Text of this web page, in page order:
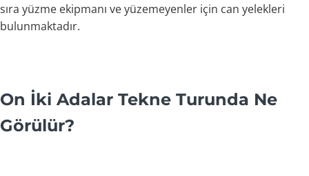
sıra yüzme ekipmanı ve yüzemeyenler için can yelekleri
bulunmaktadır.
On İki Adalar Tekne Turunda Ne
Görülür?